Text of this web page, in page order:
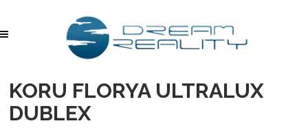
KORU FLORYA ULTRALUX
DUBLEX